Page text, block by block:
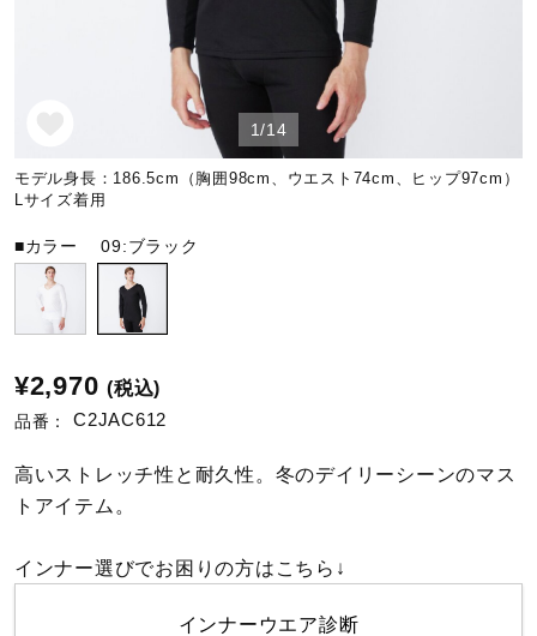
テニス／ソフトテニス
バドミントン
陸上競技
卓球
ソフトボール
柔道
ウィンタースポーツ
1/14
モデル身長：186.5cm（胸囲98cm、ウエスト74cm、ヒップ97cm）
Lサイズ着用
■カラー09:ブラック
¥2,970 (税込)
品番： C2JAC612
高いストレッチ性と耐久性。冬のデイリーシーンのマス
トアイテム。
インナー選びでお困りの方はこちら↓
インナーウエア診断